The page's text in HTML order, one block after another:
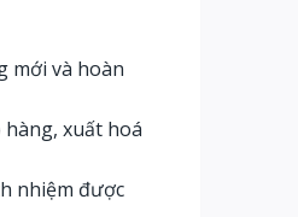
mới và hoàn
xuất hoá
nhiệm được